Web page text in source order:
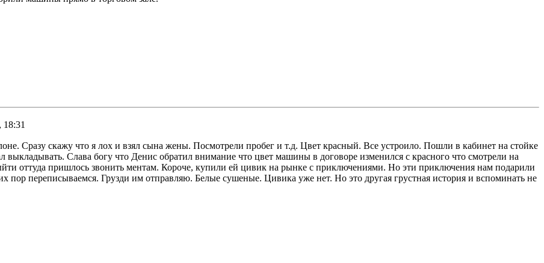
18:31
Сразу скажу что я лох и взял сына жены. Посмотрели пробег и т.д. Цвет красный. Все устроило. Пошли в кабинет на стойке
выкладывать. Слава богу что Денис обратил внимание что цвет машины в договоре изменился с красного что смотрели на
оттуда пришлось звонить ментам. Короче, купили ей цивик на рынке с приключениями. Но эти приключения нам подарили
пор переписываемся. Грузди им отправляю. Белые сушеные. Цивика уже нет. Но это другая грустная история и вспоминать не